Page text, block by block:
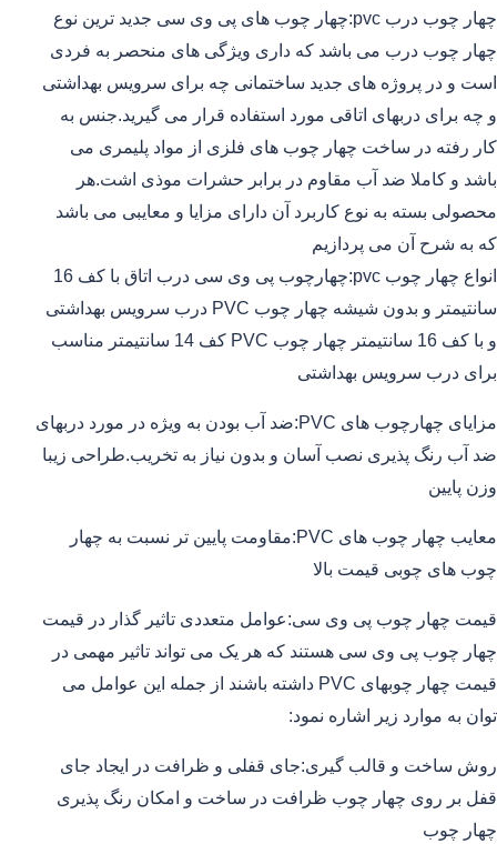
چهار چوب درب pvc:چهار چوب های پی وی سی جدید ترین نوع
چهار چوب درب می باشد که داری ویژگی های منحصر به فردی
است و در پروژه های جدید ساختمانی چه برای سرویس بهداشتی
و چه برای دربهای اتاقی مورد استفاده قرار می گیرید.جنس به
کار رفته در ساخت چهار چوب های فلزی از مواد پلیمری می
باشد و کاملا ضد آب مقاوم در برابر حشرات موذی اشت.هر
محصولی بسته به نوع کاربرد آن دارای مزایا و معایبی می باشد
که به شرح آن می پردازیم
انواع چهار چوب pvc:چهارچوب پی وی سی درب اتاق با کف 16
سانتیمتر و بدون شیشه چهار چوب PVC درب سرویس بهداشتی
و با کف 16 سانتیمتر چهار چوب PVC کف 14 سانتیمتر مناسب
برای درب سرویس بهداشتی
مزایای چهارچوب های PVC:ضد آب بودن به ویژه در مورد دربهای
ضد آب رنگ پذیری نصب آسان و بدون نیاز به تخریب.طراحی زیبا
وزن پایین
معایب چهار چوب های PVC:مقاومت پایین تر نسبت به چهار
چوب های چوبی قیمت بالا
قیمت چهار چوب پی وی سی:عوامل متعددی تاثیر گذار در قیمت
چهار چوب پی وی سی هستند که هر یک می تواند تاثیر مهمی در
قیمت چهار چوبهای PVC داشته باشند از جمله این عوامل می
توان به موارد زیر اشاره نمود:
روش ساخت و قالب گیری:جای قفلی و ظرافت در ایجاد جای
قفل بر روی چهار چوب ظرافت در ساخت و امکان رنگ پذیری
چهار چوب